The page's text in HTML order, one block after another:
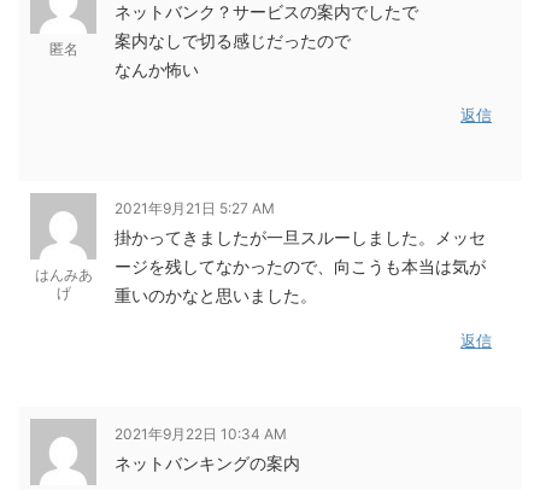
匿名
ネットバンク？サービスの案内でしたで
案内なしで切る感じだったので
なんか怖い
返信
はんみあ
げ
2021年9月21日 5:27 AM
掛かってきましたが一旦スルーしました。メッセ
ージを残してなかったので、向こうも本当は気が
重いのかなと思いました。
返信
2021年9月22日 10:34 AM
ネットバンキングの案内